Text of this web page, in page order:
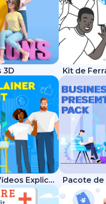
3D
Kit de Ferramentas - Vídeos Explicativos Modernos